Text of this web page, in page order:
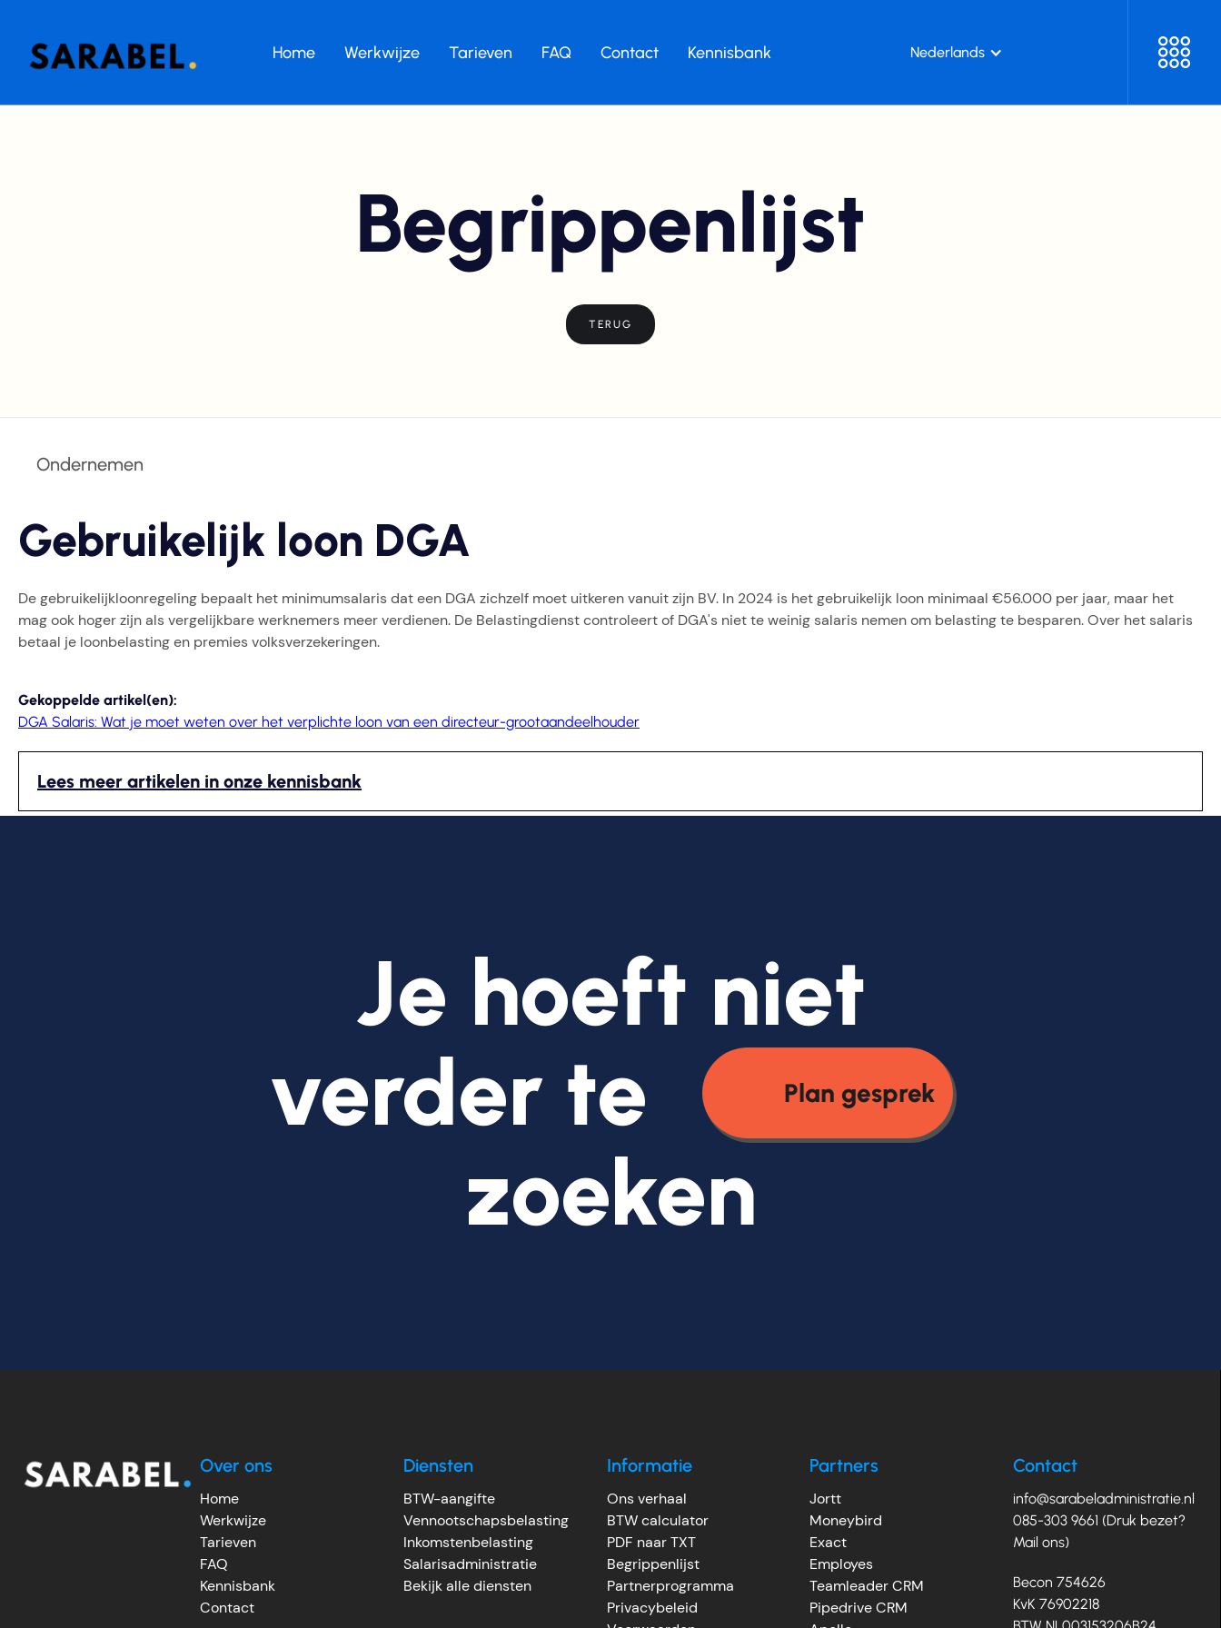
Home Werkwijze Tarieven FAQ Contact Kennisbank Nederlands
Begrippenlijst
TERUG
Ondernemen
Gebruikelijk loon DGA
De gebruikelijkloonregeling bepaalt het minimumsalaris dat een DGA zichzelf moet uitkeren vanuit zijn BV. In 2024 is het gebruikelijk loon minimaal €56.000 per jaar, maar het
mag ook hoger zijn als vergelijkbare werknemers meer verdienen. De Belastingdienst controleert of DGA's niet te weinig salaris nemen om belasting te besparen. Over het salaris
betaal je loonbelasting en premies volksverzekeringen.
Gekoppelde artikel(en):
DGA Salaris: Wat je moet weten over het verplichte loon van een directeur-grootaandeelhouder
Lees meer artikelen in onze kennisbank
Je hoeft niet
verder te
Plan gesprek
zoeken
Over ons
Home
Werkwijze
Tarieven
FAQ
Kennisbank
Contact
Diensten
BTW-aangifte
Vennootschapsbelasting
Inkomstenbelasting
Salarisadministratie
Bekijk alle diensten
Informatie
Ons verhaal
BTW calculator
PDF naar TXT
Begrippenlijst
Partnerprogramma
Privacybeleid
Partners
Jortt
Moneybird
Exact
Employes
Teamleader CRM
Pipedrive CRM
Contact
info@sarabeladministratie.nl
085-303 9661 (Druk bezet?
Mail ons)
Becon 754626
KvK 76902218